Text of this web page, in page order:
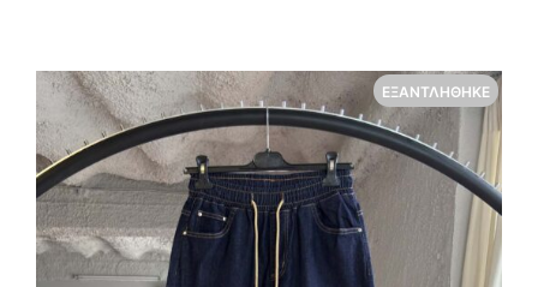
ΕΞΑΝΤΛΉΘΗΚΕ